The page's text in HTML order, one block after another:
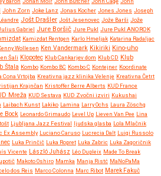
John Zorn Joke Lanz Jonas Kocher Jones Jones Joseph
Jošt Drašler Jošt Jesenovec Jože Barši Jože
Gabriel Jure Boršič Jure Pukl Jure Pukl ANOROK
Kamizdat Rentgen Karlo Hmeljak Katarina Radaljac
Wollesen Ken Vandermark Kikiriki Kino-uho
Šali Klopotec Klub Cankarjev dom Klub CD Klub
Štala Kombo Kombo BC Kombo C Kontejner Koordinate
Cona Vrtojba Kreativna jazz klinika Velenje Kreativna Četrt
Krajnčan Kristoffer Berre Alberts KUD France
Mreža KUD Sestava KUD Zvočni izviri Kukushai
Laibach Kunst Lakiko Lamina Larry Ochs Laura Zöschg
Bock Leonardo Grimaudo Level Up Lieven Van Pee Lina
Ljubljana Jazz Festival ljudska glasba Lola Mlačnik
Ex Assembly Luciano Caruso Lucrecia Dalt Luigi Russolo
Luka Prinčič Luka Ropret Luka Zabric Luka Zagoričnik
Vicente László Juhász Léo Dupleix Made To Break
Makoto Oshiro Mamka Manja Ristć MaNoPaMa
dos Reis Marco Colonna Marc Ribot Marek Fakuč